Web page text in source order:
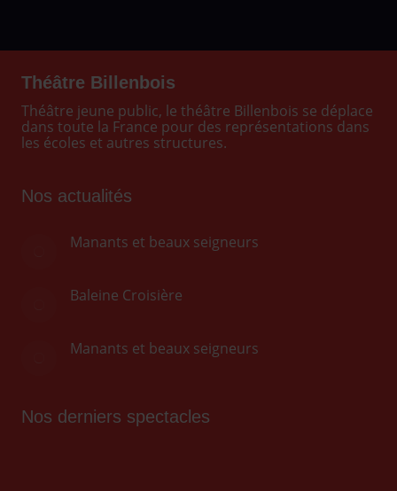
Théâtre Billenbois
Théâtre jeune public, le théâtre Billenbois se déplace
dans toute la France pour des représentations dans
les écoles et autres structures.
Nos actualités
Manants et beaux seigneurs
Baleine Croisière
Manants et beaux seigneurs
Nos derniers spectacles